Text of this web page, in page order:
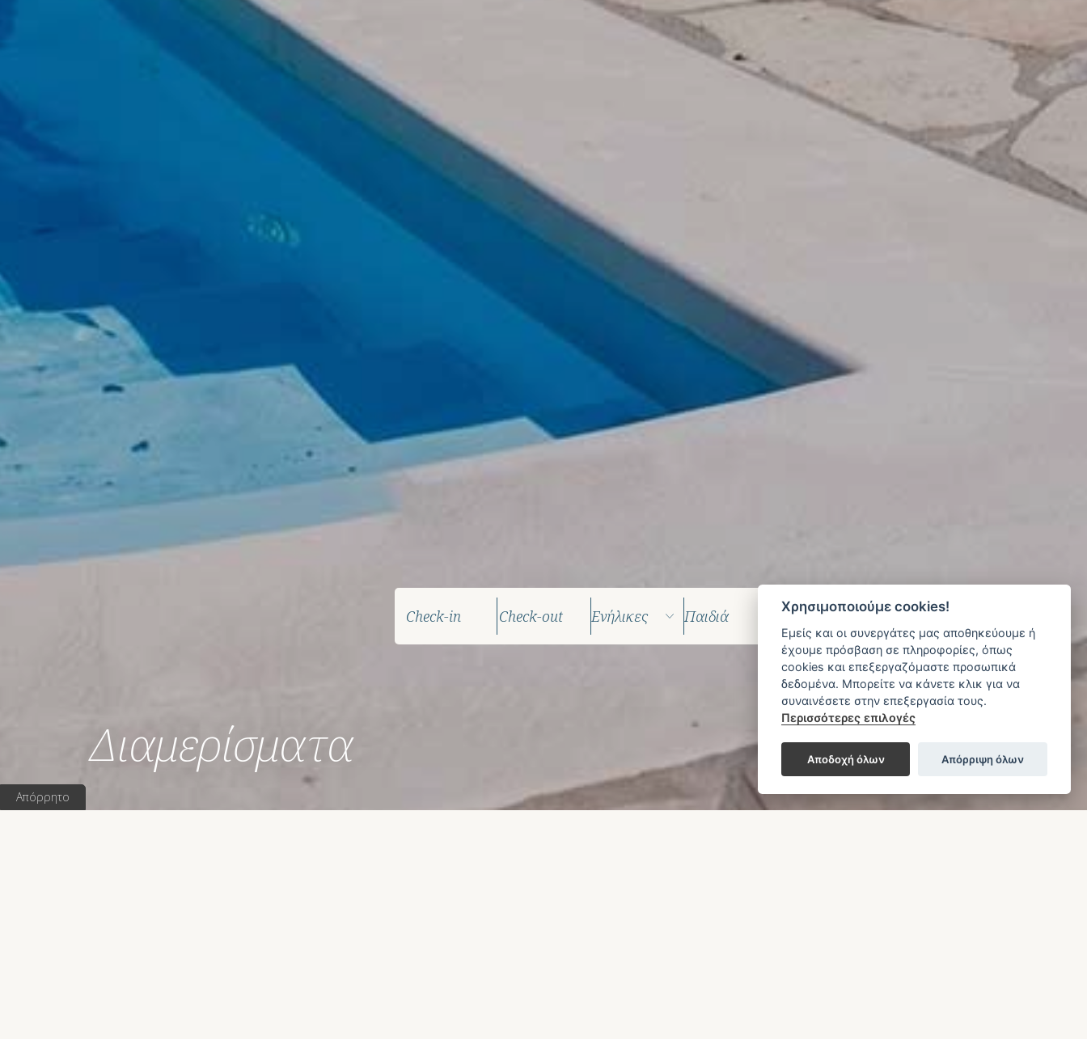
Απόρρητο
Διαμερίσματα
Book Now
Χρησιμοποιούμε cookies!
Εμείς και οι συνεργάτες μας αποθηκεύουμε ή
έχουμε πρόσβαση σε πληροφορίες, όπως
cookies και επεξεργαζόμαστε προσωπικά
δεδομένα. Μπορείτε να κάνετε κλικ για να
συναινέσετε στην επεξεργασία τους.
Περισσότερες επιλογές
Αποδοχή όλων Απόρριψη όλων